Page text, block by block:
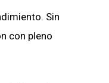
Sin
con pleno